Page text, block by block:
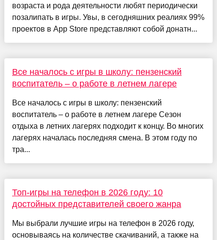
возраста и рода деятельности любят периодически
позалипать в игры. Увы, в сегодняшних реалиях 99%
проектов в App Store представляют собой донатн...
Все началось с игры в школу: пензенский
воспитатель – о работе в летнем лагере
Все началось с игры в школу: пензенский
воспитатель – о работе в летнем лагере Сезон
отдыха в летних лагерях подходит к концу. Во многих
лагерях началась последняя смена. В этом году по
тра...
Топ-игры на телефон в 2026 году: 10
достойных представителей своего жанра
Мы выбрали лучшие игры на телефон в 2026 году,
основываясь на количестве скачиваний, а также на